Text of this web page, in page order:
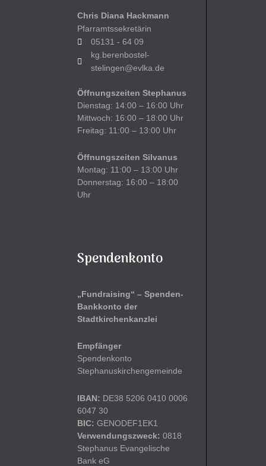
Chris Diana Hackmann
Pfarramtssekretärin
05131 - 64 09
kg.berenbostel-
stelingen@evlka.de
Öffnungszeiten Stephanus
Dienstag: 14:00 – 16:00 Uhr
Mittwoch: 16:00 – 18:00 Uhr
Freitag: 11:00 – 13:00 Uhr
Öffnungszeiten Silvanus
Montag: 11:00 – 13:00 Uhr
Donnerstag: 16:00 – 18:00
Uhr
Spendenkonto
„Fundraising“ – Spenden-
Bankkonto der
Stadtkirchenkanzlei
Empfänger
Spendenkonto
Stephanuskirchengemeinde
IBAN: DE38 5206 0410 0006
6047 30
BIC: GENODEF1EK1
Verwendungszweck: 0818
Stephanus Evangelische
Bank eG